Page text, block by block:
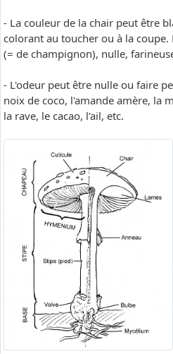
- La couleur de la chair peut être
colorant au toucher ou à la
(= de champignon), nulle,
- L'odeur peut être nulle ou faire
noix de coco, l'amande amère, la
la rave, le cacao, l'ail, etc.